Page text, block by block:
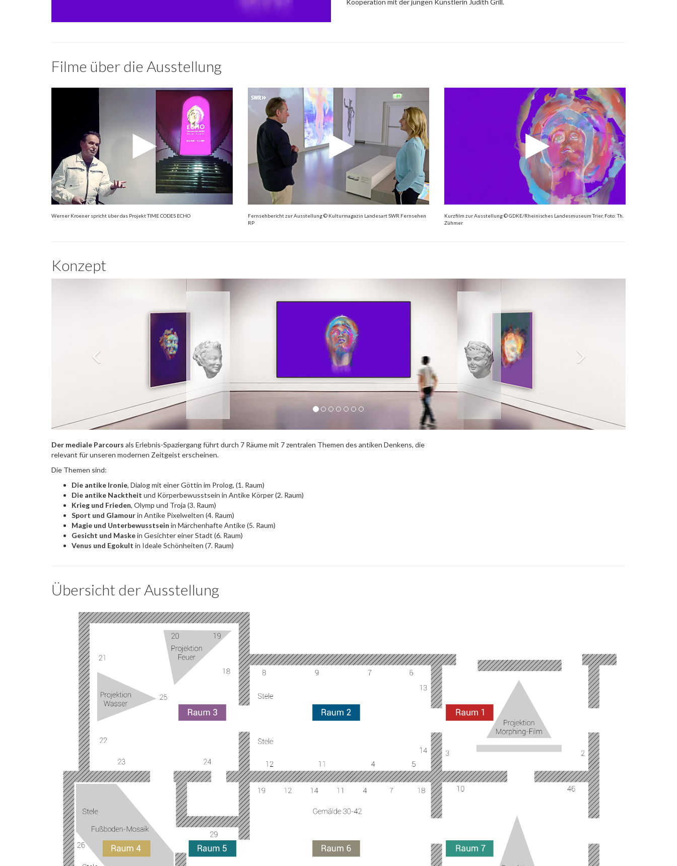
Kooperation mit der jungen Künstlerin Judith Grill.
Filme über die Ausstellung
Werner Kroener spricht über das Projekt TIME CODES ECHO
Fernsehbericht zur Ausstellung © Kulturmagazin Landesart SWR Fernsehen
RP
Kurzfilm zur Ausstellung © GDKE/Rheinisches Landesmuseum Trier, Foto: Th.
Zühmer
Konzept
Der mediale Parcours als Erlebnis-Spaziergang führt durch 7 Räume mit 7 zentralen Themen des antiken Denkens, die
relevant für unseren modernen Zeitgeist erscheinen.
Die Themen sind:
Die antike Ironie, Dialog mit einer Göttin im Prolog, (1. Raum)
Die antike Nacktheit und Körperbewusstsein in Antike Körper (2. Raum)
Krieg und Frieden, Olymp und Troja (3. Raum)
Sport und Glamourin Antike Pixelwelten (4. Raum)
Magie und Unterbewusstsein in Märchenhafte Antike (5. Raum)
Gesicht und Maskein Gesichter einer Stadt (6. Raum)
Venus und Egokult in Ideale Schönheiten (7. Raum)
Übersicht der Ausstellung